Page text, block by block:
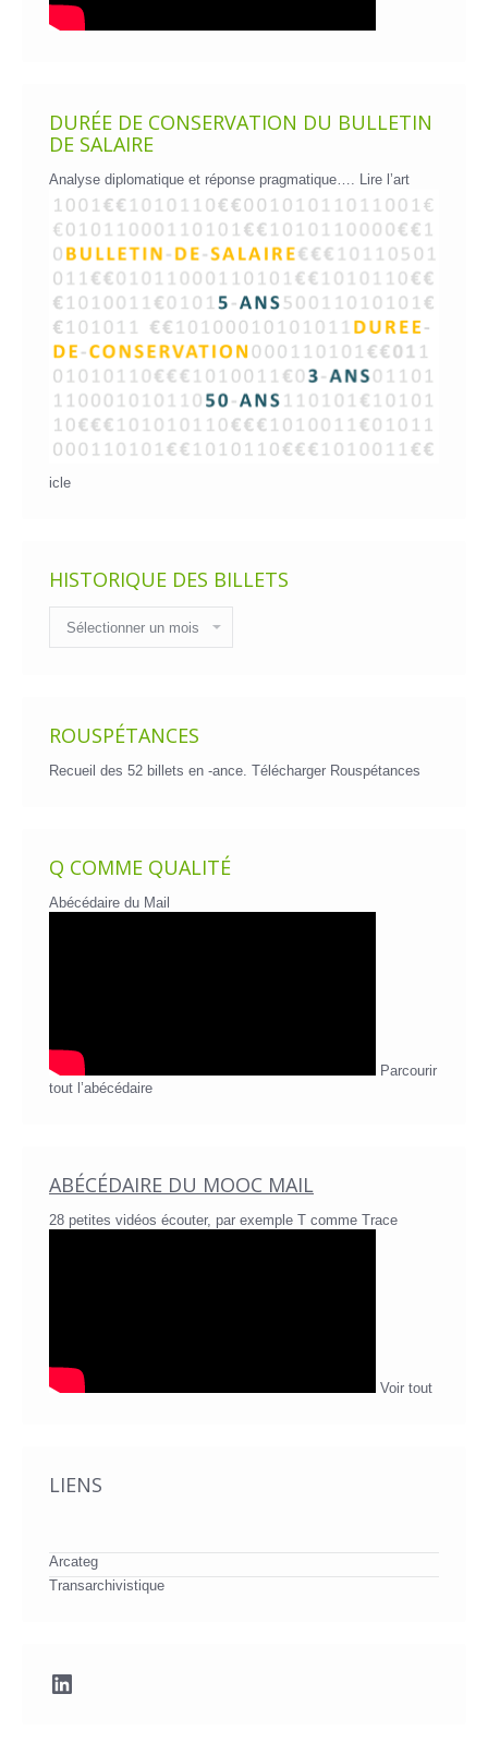
DURÉE DE CONSERVATION DU BULLETIN
DE SALAIRE
Analyse diplomatique et réponse pragmatique…. Lire l’art
icle
HISTORIQUE DES BILLETS
des
billets
ROUSPÉTANCES
Recueil des 52 billets en -ance. Télécharger Rouspétances
Q COMME QUALITÉ
Abécédaire du Mail
Parcourir
tout l’abécédaire
ABÉCÉDAIRE DU MOOC MAIL
28 petites vidéos écouter, par exemple T comme Trace
Voir tout
LIENS
Arcateg
Transarchivistique
LinkedIn